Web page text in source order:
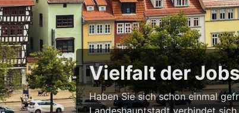
Vielfalt der
Haben Sie sich schon einmal